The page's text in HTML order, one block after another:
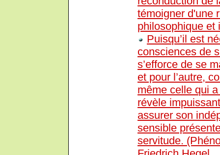
témoigner d'une
philosophique et
Puisqu’il est
consciences de
s’efforce de se
et pour l’autre,
même celle qui
révèle
assurer son
sensible
servitude.